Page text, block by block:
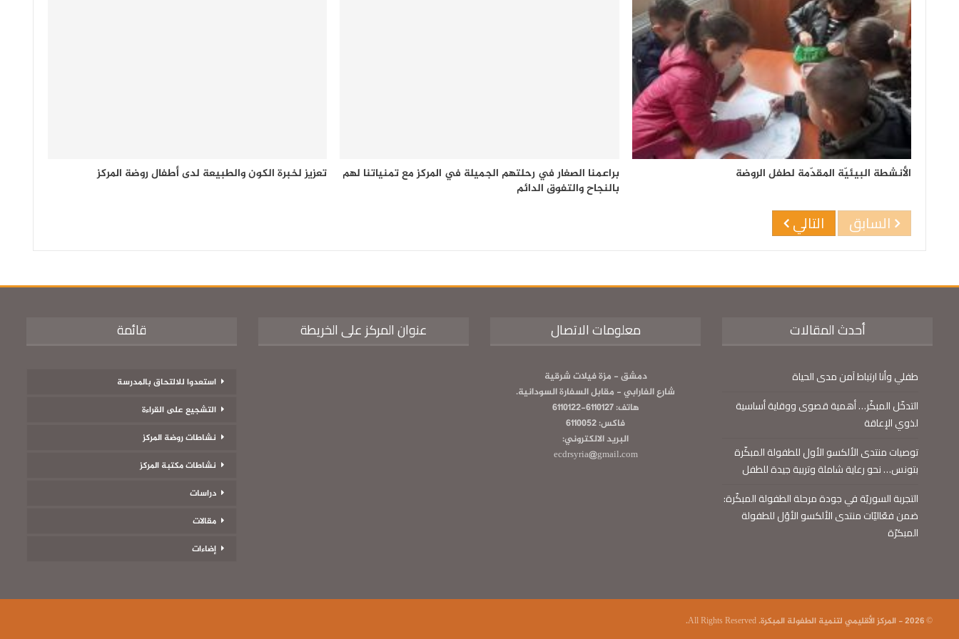
الأنشطة البيئيّة المقدّمة لطفل الروضة
براعمنا الصغار في رحلتهم الجميلة في المركز مع تمنياتنا لهم
بالنجاح والتفوق الدائم
تعزيز لخبرة الكون والطبيعة لدى أطفال روضة المركز
السابق التالي
أحدث المقالات
طفلي وأنا ارتباط آمن مدى الحياة
التدخّل المبكّر… أهمية قصوى ووقاية أساسية
لذوي الإعاقة
توصيات منتدى الألكسو الأول للطفولة المبكّرة
بتونس… نحو رعاية شاملة وتربية جيدة للطفل
التجربة السوريّة في جودة مرحلة الطفولة المبكّرة:
ضمن فعّاليّات منتدى الألكسو الأوّل للطفولة
المبكرّة
معلومات الاتصال
دمشق - مزة فيلات شرقية
شارع الفارابي - مقابل السفارة السودانية.
هاتف: 6110127-6110122
فاكس: 6110052
البريد الالكتروني:
ecdrsyria@gmail.com
عنوان المركز على الخريطة قائمة
استعدوا للالتحاق بالمدرسة
التشجيع على القراءة
نشاطات روضة المركز
نشاطات مكتبة المركز
دراسات
مقالات
إضاءات
© 2026 - المركز الأقليمي لتنمية الطفولة المبكرة. All Rights Reserved.